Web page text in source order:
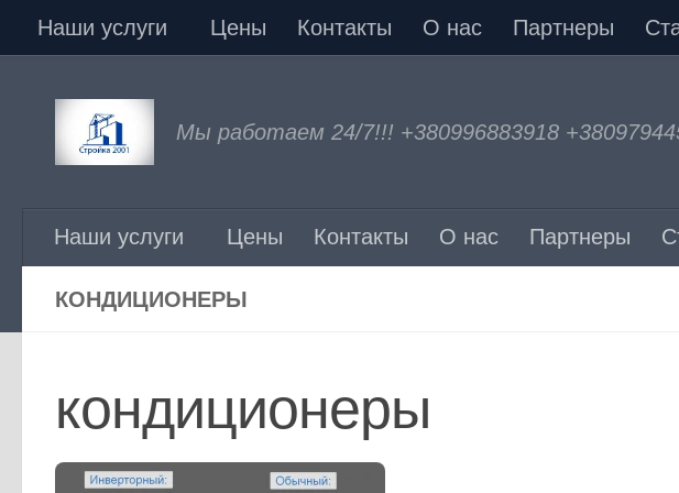
Перейти к содержимому
Наши услуги Цены Контакты О нас Партнеры
Мы работаем 24/7!!! +380996883918
Наши услуги Цены Контакты О нас Партнеры
КОНДИЦИОНЕРЫ
кондиционеры